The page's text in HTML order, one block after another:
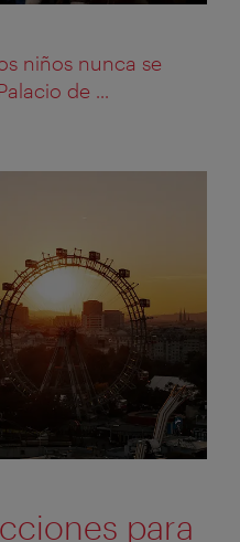
niños nunca se
de ...
para